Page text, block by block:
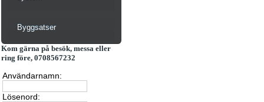
Byggsatser
Kom gärna på besök, messa eller
ring före, 0708567232
Användarnamn:
Lösenord: